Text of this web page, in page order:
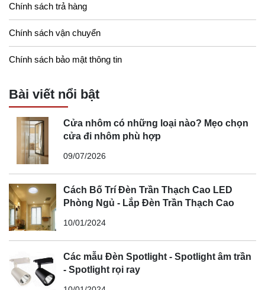
Chính sách trả hàng
Chính sách vận chuyển
Chính sách bảo mật thông tin
Bài viết nổi bật
Cửa nhôm có những loại nào? Mẹo chọn
cửa đi nhôm phù hợp
09/07/2026
Cách Bố Trí Đèn Trần Thạch Cao LED
Phòng Ngủ - Lắp Đèn Trần Thạch Cao
10/01/2024
Các mẫu Đèn Spotlight - Spotlight âm trần
- Spotlight rọi ray